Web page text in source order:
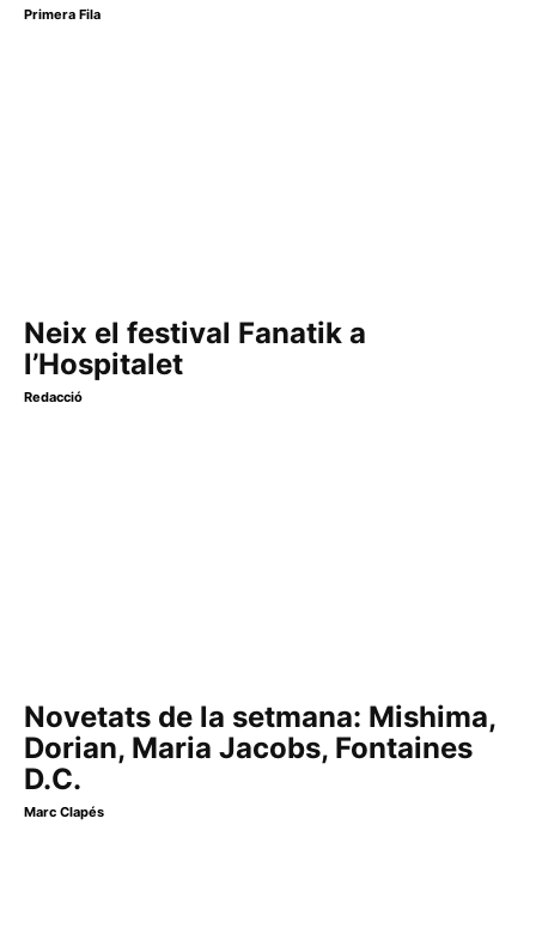
Primera Fila
Neix el festival Fanatik a
l’Hospitalet
Redacció
Novetats de la setmana: Mishima,
Dorian, Maria Jacobs, Fontaines
D.C.
Marc Clapés